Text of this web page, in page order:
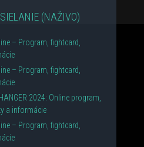
(NAŽIVO)
– Program, fightcard,
– Program, fightcard,
2024: Online program,
a informácie
– Program, fightcard,